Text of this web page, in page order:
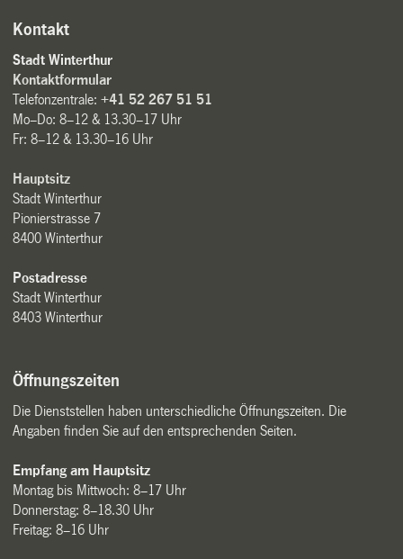
Kontakt
Stadt Winterthur
Kontaktformular
Telefonzentrale:+41 52 267 51 51
Mo–Do: 8–12 & 13.30–17 Uhr
Fr: 8–12 & 13.30–16 Uhr
Hauptsitz
Stadt Winterthur
Pionierstrasse 7
8400 Winterthur
Postadresse
Stadt Winterthur
8403 Winterthur
Öffnungszeiten
Die Dienststellen haben unterschiedliche Öffnungszeiten. Die
Angaben finden Sie auf den entsprechenden Seiten.
Empfang am Hauptsitz
Montag bis Mittwoch: 8–17 Uhr
Donnerstag: 8–18.30 Uhr
Freitag: 8–16 Uhr